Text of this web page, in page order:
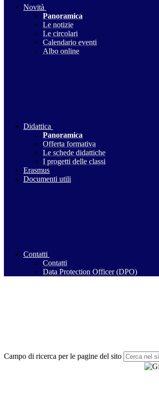
Novità
Panoramica
Le notizie
Le circolari
Calendario eventi
Albo online
Didattica
Panoramica
Offerta formativa
Le schede didattiche
I progetti delle classi
Erasmus
Documenti utili
Contatti
Contatti
Data Protection Officer (DPO)
Campo di ricerca per le pagine del sito